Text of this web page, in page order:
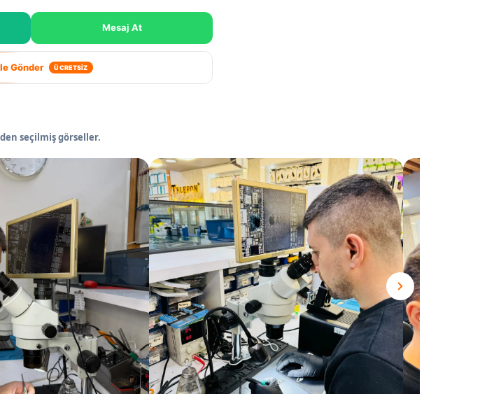
Mesaj At
Gönder ÜCRETSİZ
seçilmiş görseller.